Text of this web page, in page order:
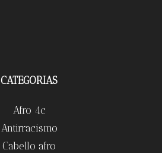
CATEGORIAS
Afro 4c
Antirracismo
Cabello afro